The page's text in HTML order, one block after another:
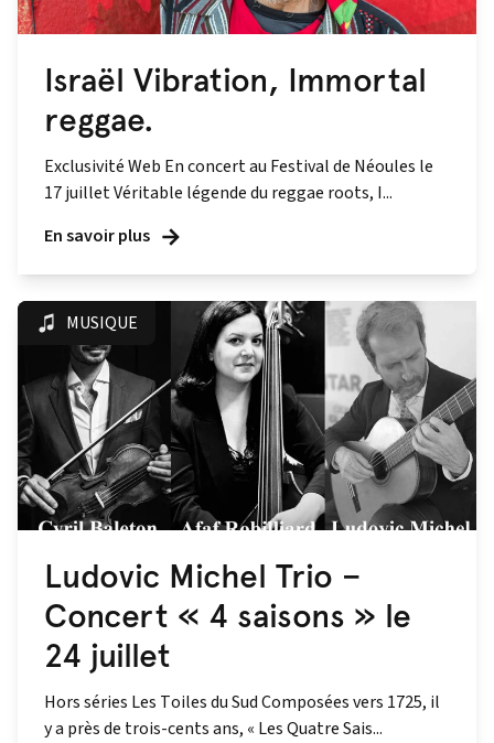
Israël Vibration, Immortal
reggae.
Exclusivité Web En concert au Festival de Néoules le
17 juillet Véritable légende du reggae roots, I...
En savoir plus
MUSIQUE
Ludovic Michel Trio –
Concert « 4 saisons » le
24 juillet
Hors séries Les Toiles du Sud Composées vers 1725, il
y a près de trois-cents ans, « Les Quatre Sais...